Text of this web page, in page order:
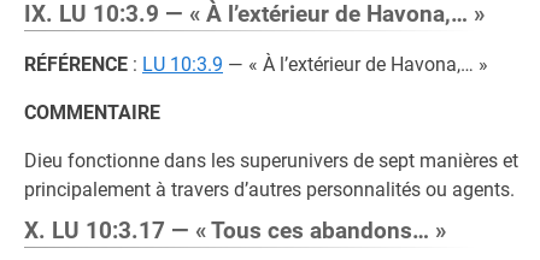
IX. LU 10:3.9 — « À l’extérieur de Havona,… »
RÉFÉRENCE : LU 10:3.9 — « À l’extérieur de Havona,… »
COMMENTAIRE
Dieu fonctionne dans les superunivers de sept manières et
principalement à travers d’autres personnalités ou agents.
X. LU 10:3.17 — « Tous ces abandons… »